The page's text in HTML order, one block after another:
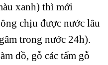
xanh) thì mới
chịu được nước lâu
trong nước 24h).
đồ, gỗ các tấm gỗ